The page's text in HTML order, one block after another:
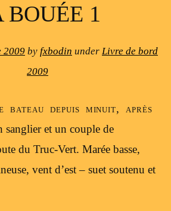
BOUÉE 1
2009 by fxbodin under Livre de bord
2009
depuis minuit, après
sanglier et un couple de
du Truc-Vert. Marée basse,
vent d’est – suet soutenu et